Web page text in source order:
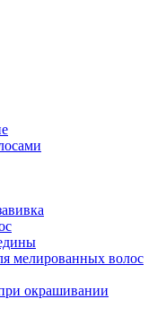
мелированных волос
окрашивании